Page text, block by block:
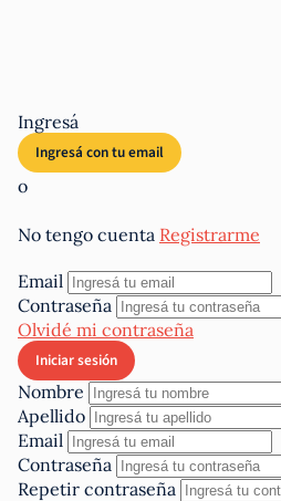
Ingresá
o
No tengo cuenta Registrarme
Email
Contraseña
Olvidé mi contraseña
Nombre
Apellido
Email
Contraseña
Repetir contraseña